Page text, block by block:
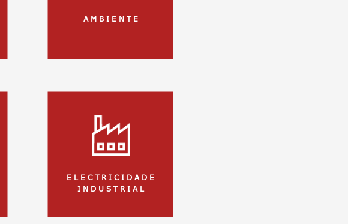
A M B I E N T E
E L E C T R I C I D A D E
I N D U S T R I A L